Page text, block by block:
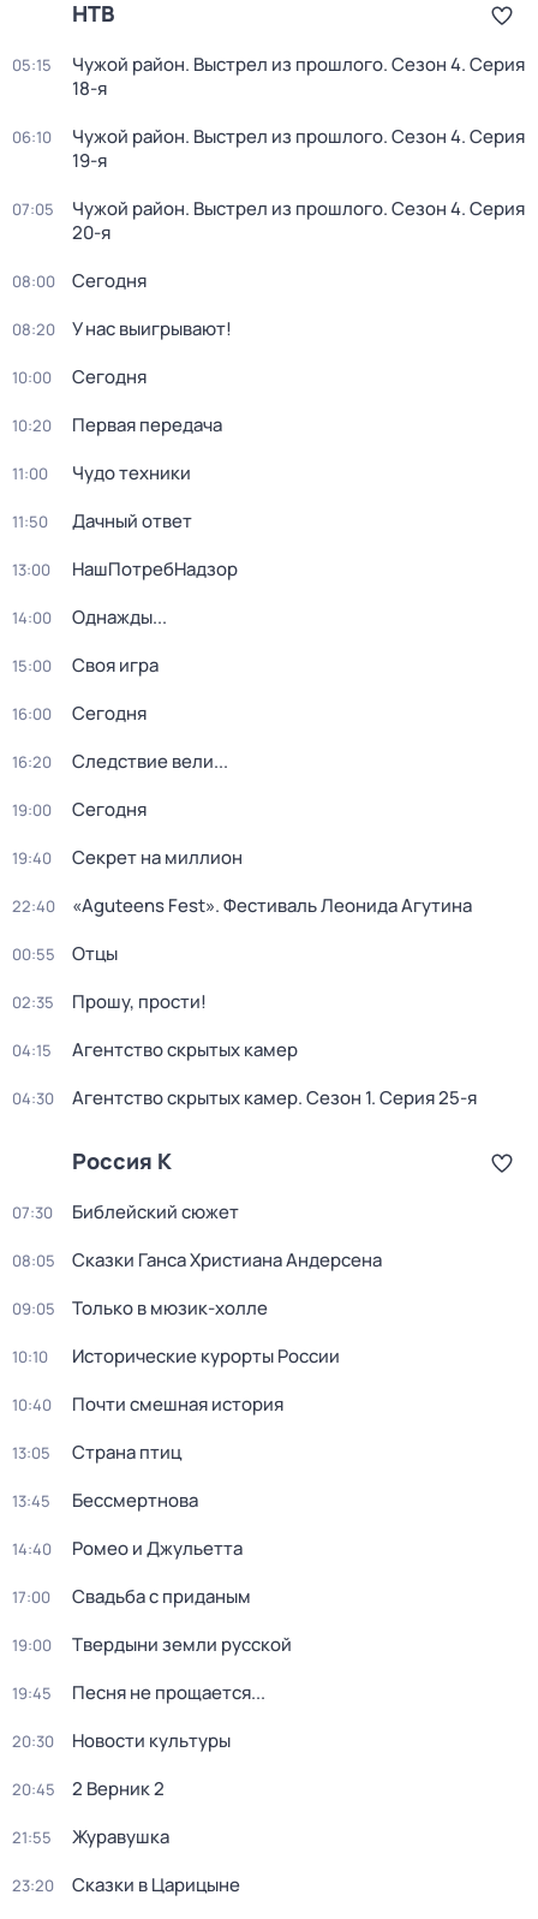
НТВ
05:15 Чужой район. Выстрел из прошлого. Сезон 4. Серия
18-я
06:10 Чужой район. Выстрел из прошлого. Сезон 4. Серия
19-я
07:05 Чужой район. Выстрел из прошлого. Сезон 4. Серия
20-я
08:00 Сегодня
08:20 У нас выигрывают!
10:00 Сегодня
10:20 Первая передача
11:00 Чудо техники
11:50 Дачный ответ
13:00 НашПотребНадзор
14:00 Однажды...
15:00 Своя игра
16:00 Сегодня
16:20 Следствие вели...
19:00 Сегодня
19:40 Секрет на миллион
22:40 «Aguteens Fest». Фестиваль Леонида Агутина
00:55 Отцы
02:35 Прошу, прости!
04:15 Агентство скрытых камер
04:30 Агентство скрытых камер. Сезон 1. Серия 25-я
Россия К
07:30 Библейский сюжет
08:05 Сказки Ганса Христиана Андерсена
09:05 Только в мюзик-холле
10:10 Исторические курорты России
10:40 Почти смешная история
13:05 Страна птиц
13:45 Бессмертнова
14:40 Ромео и Джульетта
17:00 Свадьба с приданым
19:00 Твердыни земли русской
19:45 Песня не прощается...
20:30 Новости культуры
20:45 2 Верник 2
21:55 Журавушка
23:20 Сказки в Царицыне